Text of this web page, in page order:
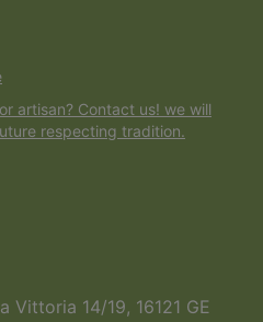
artisan? Contact us! we will
respecting tradition.
Vittoria 14/19, 16121 GE